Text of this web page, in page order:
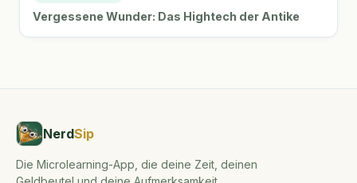
Vergessene Wunder: Das Hightech der Antike
NerdSip
Die Microlearning-App, die deine Zeit, deinen